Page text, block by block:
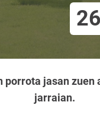
26
jasan
jarraian.